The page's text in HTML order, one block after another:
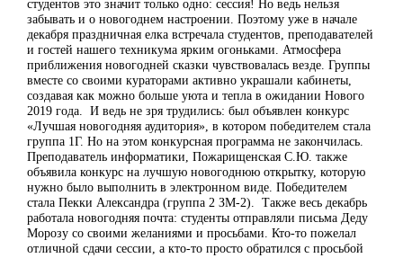
студентов это значит только одно: сессия! Но ведь нельзя
забывать и о новогоднем настроении. Поэтому уже в начале
декабря праздничная елка встречала студентов, преподавателей
и гостей нашего техникума ярким огоньками. Атмосфера
приближения новогодней сказки чувствовалась везде. Группы
вместе со своими кураторами активно украшали кабинеты,
создавая как можно больше уюта и тепла в ожидании Нового
2019 года. И ведь не зря трудились: был объявлен конкурс
«Лучшая новогодняя аудитория», в котором победителем стала
группа 1Г. Но на этом конкурсная программа не закончилась.
Преподаватель информатики, Пожарищенская С.Ю. также
объявила конкурс на лучшую новогоднюю открытку, которую
нужно было выполнить в электронном виде. Победителем
стала Пекки Александра (группа 2 ЗМ-2). Также весь декабрь
работала новогодняя почта: студенты отправляли письма Деду
Морозу со своими желаниями и просьбами. Кто-то пожелал
отличной сдачи сессии, а кто-то просто обратился с просьбой